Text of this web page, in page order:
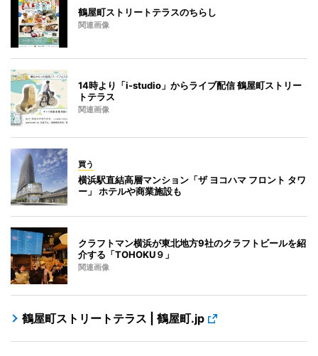
鶴屋町ストリートテラスのちらし
関連画像
14時より「i-studio」からライブ配信 鶴屋町ストリー
トテラス
関連画像
買う
横浜駅直結高層マンション「ザ ヨコハマ フロント タワ
ー」 ホテルや商業施設も
クラフトマン横浜が東北地方9社のクラフトビールを紹
介する「TOHOKU９」
関連画像
鶴屋町ストリートテラス | 鶴屋町.jp